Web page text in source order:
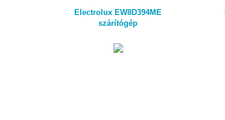
Electrolux EW8D394ME
szárítógép